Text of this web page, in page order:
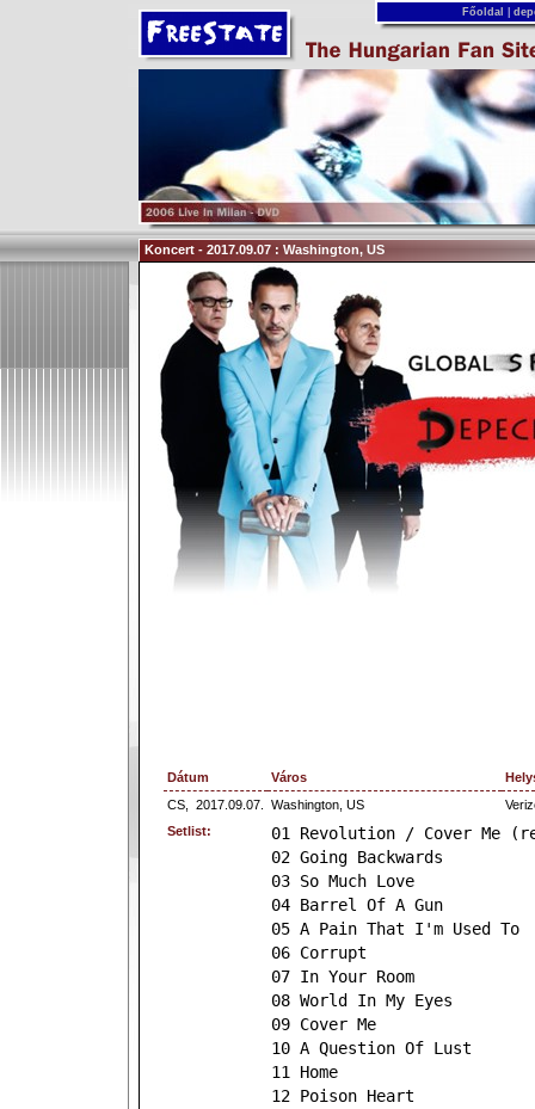
Főoldal
Koncert - 2017.09.07 : Washington, US
Dátum Város
CS,
2017.09.07. Washington, US
Setlist:
01 Revolution / Cover Me
02 Going Backwards
03 So Much Love
04 Barrel Of A Gun
05 A Pain That I'm Used To
06 Corrupt
07 In Your Room
08 World In My Eyes
09 Cover Me
10 A Question Of Lust
11 Home
12 Poison Heart